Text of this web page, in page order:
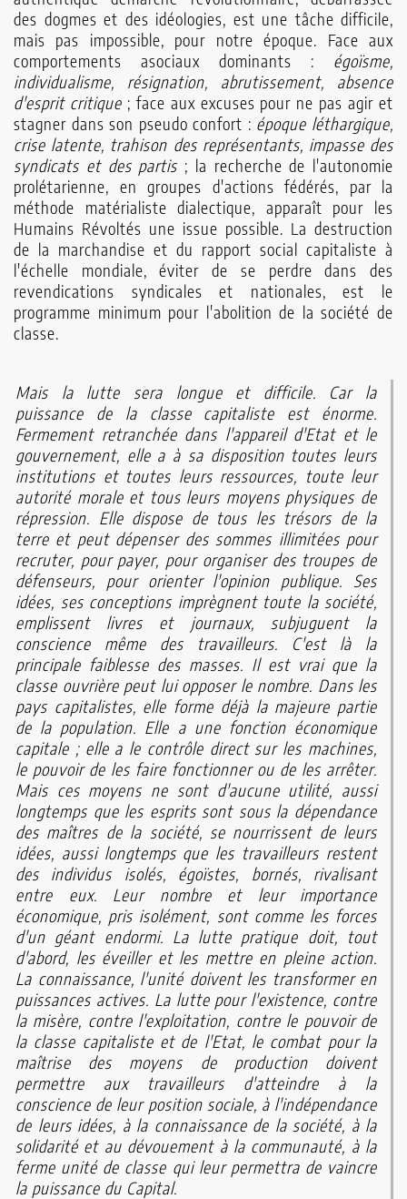
des dogmes et des idéologies, est une tâche difficile,
mais pas impossible, pour notre époque. Face aux
comportements asociaux dominants : égoïsme,
individualisme, résignation, abrutissement, absence
d'esprit critique ; face aux excuses pour ne pas agir et
stagner dans son pseudo confort : époque léthargique,
crise latente, trahison des représentants, impasse des
syndicats et des partis ; la recherche de l'autonomie
prolétarienne, en groupes d'actions fédérés, par la
méthode matérialiste dialectique, apparaît pour les
Humains Révoltés une issue possible. La destruction
de la marchandise et du rapport social capitaliste à
l'échelle mondiale, éviter de se perdre dans des
revendications syndicales et nationales, est le
programme minimum pour l'abolition de la société de
classe.
Mais la lutte sera longue et difficile. Car la
puissance de la classe capitaliste est énorme.
Fermement retranchée dans l'appareil d'Etat et le
gouvernement, elle a à sa disposition toutes leurs
institutions et toutes leurs ressources, toute leur
autorité morale et tous leurs moyens physiques de
répression. Elle dispose de tous les trésors de la
terre et peut dépenser des sommes illimitées pour
recruter, pour payer, pour organiser des troupes de
défenseurs, pour orienter l'opinion publique. Ses
idées, ses conceptions imprègnent toute la société,
emplissent livres et journaux, subjuguent la
conscience même des travailleurs. C'est là la
principale faiblesse des masses. Il est vrai que la
classe ouvrière peut lui opposer le nombre. Dans les
pays capitalistes, elle forme déjà la majeure partie
de la population. Elle a une fonction économique
capitale ; elle a le contrôle direct sur les machines,
le pouvoir de les faire fonctionner ou de les arrêter.
Mais ces moyens ne sont d'aucune utilité, aussi
longtemps que les esprits sont sous la dépendance
des maîtres de la société, se nourrissent de leurs
idées, aussi longtemps que les travailleurs restent
des individus isolés, égoïstes, bornés, rivalisant
entre eux. Leur nombre et leur importance
économique, pris isolément, sont comme les forces
d'un géant endormi. La lutte pratique doit, tout
d'abord, les éveiller et les mettre en pleine action.
La connaissance, l'unité doivent les transformer en
puissances actives. La lutte pour l'existence, contre
la misère, contre l'exploitation, contre le pouvoir de
la classe capitaliste et de l'Etat, le combat pour la
maîtrise des moyens de production doivent
permettre aux travailleurs d'atteindre à la
conscience de leur position sociale, à l'indépendance
de leurs idées, à la connaissance de la société, à la
solidarité et au dévouement à la communauté, à la
ferme unité de classe qui leur permettra de vaincre
la puissance du Capital.